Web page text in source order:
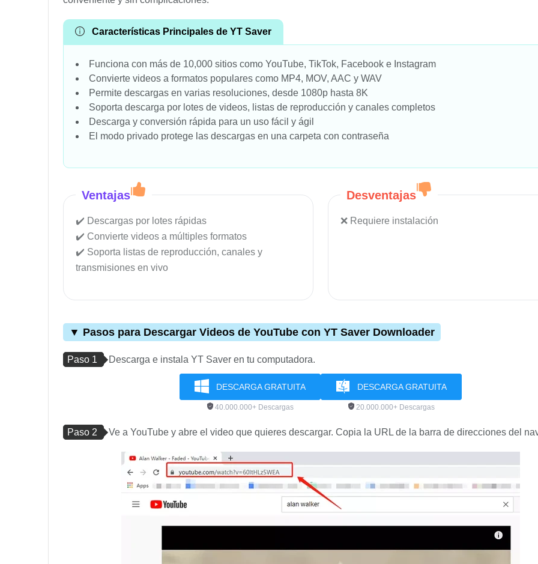
Características Principales de YT Saver
Funciona con más de 10,000 sitios como YouTube, TikTok, Facebook e Instagram
Convierte videos a formatos populares como MP4, MOV, AAC y WAV
Permite descargas en varias resoluciones, desde 1080p hasta 8K
Soporta descarga por lotes de videos, listas de reproducción y canales completos
Descarga y conversión rápida para un uso fácil y ágil
El modo privado protege las descargas en una carpeta con contraseña
Ventajas
Descargas por lotes rápidas
Convierte videos a múltiples formatos
Soporta listas de reproducción, canales y
transmisiones en vivo
Desventajas
Requiere instalación
▼ Pasos para Descargar Videos de YouTube con YT Saver Downloader
Paso 1 Descarga e instala YT Saver en tu computadora.
DESCARGA GRATUITA
40.000.000+ Descargas
DESCARGA GRATUITA
20.000.000+ Descargas
Paso 2 Ve a YouTube y abre el video que quieres descargar. Copia la URL de la barra de direcciones del